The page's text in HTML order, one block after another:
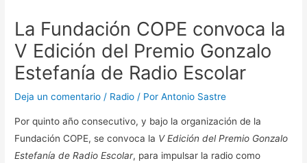
La Fundación COPE convoca la
V Edición del Premio Gonzalo
Estefanía de Radio Escolar
Deja un comentario / Radio / PorAntonio Sastre
Por quinto año consecutivo, y bajo la organización de la
Fundación COPE, se convoca la V Edición del Premio Gonzalo
Estefanía de Radio Escolar, para impulsar la radio como